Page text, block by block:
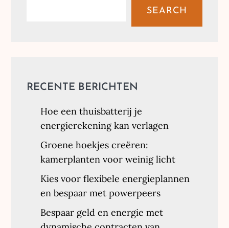
SEARCH
RECENTE BERICHTEN
Hoe een thuisbatterij je
energierekening kan verlagen
Groene hoekjes creëren:
kamerplanten voor weinig licht
Kies voor flexibele energieplannen
en bespaar met powerpeers
Bespaar geld en energie met